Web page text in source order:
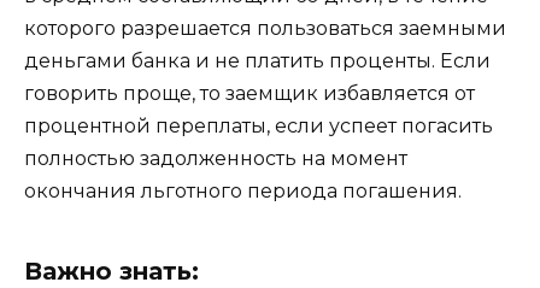
которого разрешается пользоваться заемными
деньгами банка и не платить проценты. Если
говорить проще, то заемщик избавляется от
процентной переплаты, если успеет погасить
полностью задолженность на момент
окончания льготного периода погашения.
Важно знать: